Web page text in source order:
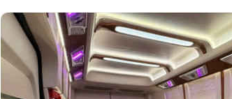
tận hưởng hành trình theo cách riêng.Với nhu
càng tăng, việc lựa chọn một đơn vị thuê xe
đi của bạn trở nên trọn vẹn hơn.